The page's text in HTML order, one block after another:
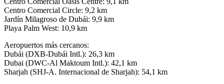
Centro Comercial Circle: 9,2 km
Jardín Milagroso de Dubái: 9,9 km
Playa Palm West: 10,9 km
Aeropuertos más cercanos:
Dubái (DXB-Dubái Intl.): 26,3 km
Dubai (DWC-Al Maktoum Intl.): 42,1 km
Sharjah (SHJ-A. Internacional de Sharjah): 54,1 km